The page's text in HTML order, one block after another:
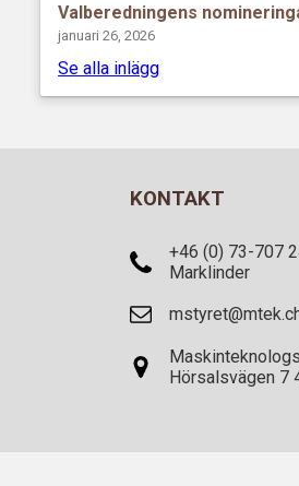
Valberedningens
januari 26, 2026
Se alla inlägg
KONTAKT
+46 (0) 73-707
Marklinder
Hörsalsvägen 7